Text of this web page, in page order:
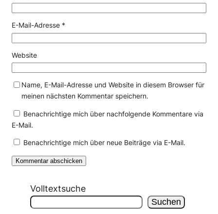
E-Mail-Adresse *
Website
Name, E-Mail-Adresse und Website in diesem Browser für
meinen nächsten Kommentar speichern.
Benachrichtige mich über nachfolgende Kommentare via
E-Mail.
Benachrichtige mich über neue Beiträge via E-Mail.
Volltextsuche
Suchen